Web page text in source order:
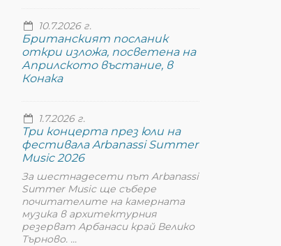
10.7.2026 г.
Британският посланик
откри изложа, посветена на
Априлското въстание, в
Конака
1.7.2026 г.
Три концерта през юли на
фестивала Arbanassi Summer
Music 2026
За шестнадесети път Arbanassi
Summer Music ще събере
почитателите на камерната
музика в архитектурния
резерват Арбанаси край Велико
Търново. ...